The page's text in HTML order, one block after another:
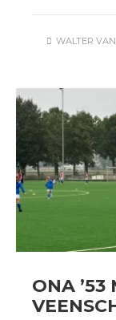
WALTER
ONA ’53